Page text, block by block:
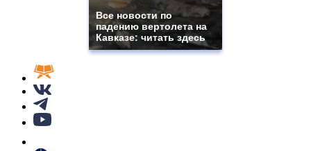
Все новости по
падению вертолета на
Кавказе: читать здесь